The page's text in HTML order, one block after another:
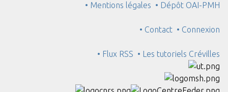
• Mentions légales • Dépôt OAI-PMH
• Contact • Connexion
• Flux RSS • Les tutoriels Crévilles